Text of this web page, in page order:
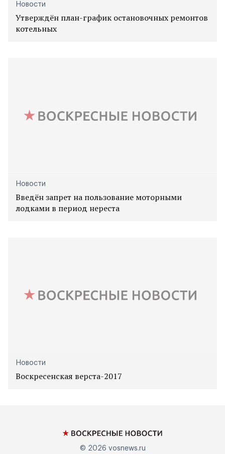
Новости
Утверждён план-график остановочных ремонтов
котельных
Новости
Введён запрет на пользование моторными
лодками в период нереста
Новости
Воскресенская верста-2017
© 2026 vosnews.ru